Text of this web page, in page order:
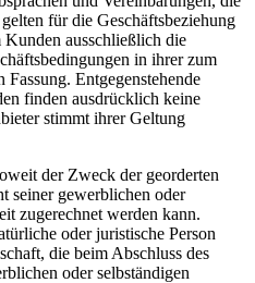
für die Geschäftsbeziehung
ausschließlich die
in ihrer zum
Entgegenstehende
finden ausdrücklich keine
stimmt ihrer Geltung
der Zweck der georderten
seiner gewerblichen oder
zugerechnet werden kann.
oder juristische Person
die beim Abschluss des
oder selbständigen